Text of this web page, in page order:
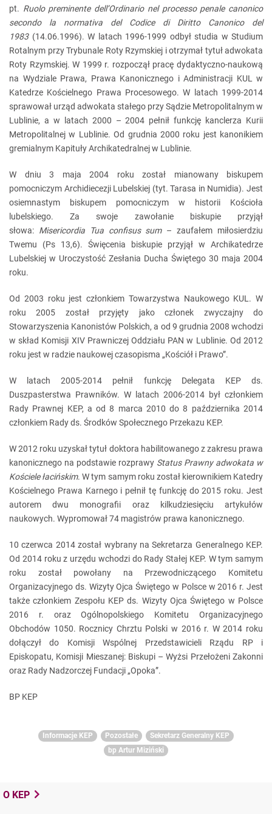
pt. Ruolo preminente dell’Ordinario nel processo penale canonico
secondo la normativa del Codice di Diritto Canonico del
1983(14.06.1996). W latach 1996-1999 odbył studia w Studium
Rotalnym przy Trybunale Roty Rzymskiej i otrzymał tytuł adwokata
Roty Rzymskiej. W 1999 r. rozpoczął pracę dydaktyczno-naukową
na Wydziale Prawa, Prawa Kanonicznego i Administracji KUL w
Katedrze Kościelnego Prawa Procesowego. W latach 1999-2014
sprawował urząd adwokata stałego przy Sądzie Metropolitalnym w
Lublinie, a w latach 2000 – 2004 pełnił funkcję kanclerza Kurii
Metropolitalnej w Lublinie. Od grudnia 2000 roku jest kanonikiem
gremialnym Kapituły Archikatedralnej w Lublinie.
W dniu 3 maja 2004 roku został mianowany biskupem
pomocniczym Archidiecezji Lubelskiej (tyt. Tarasa in Numidia). Jest
osiemnastym biskupem pomocniczym w historii Kościoła
lubelskiego. Za swoje zawołanie biskupie przyjął
słowa: Misericordia Tua confisus sum– zaufałem miłosierdziu
Twemu (Ps 13,6). Święcenia biskupie przyjął w Archikatedrze
Lubelskiej w Uroczystość Zesłania Ducha Świętego 30 maja 2004
roku.
Od 2003 roku jest członkiem Towarzystwa Naukowego KUL. W
roku 2005 został przyjęty jako członek zwyczajny do
Stowarzyszenia Kanonistów Polskich, a od 9 grudnia 2008 wchodzi
w skład Komisji XIV Prawniczej Oddziału PAN w Lublinie. Od 2012
roku jest w radzie naukowej czasopisma „Kościół i Prawo”.
W latach 2005-2014 pełnił funkcję Delegata KEP ds.
Duszpasterstwa Prawników. W latach 2006-2014 był członkiem
Rady Prawnej KEP, a od 8 marca 2010 do 8 października 2014
członkiem Rady ds. Środków Społecznego Przekazu KEP.
W 2012 roku uzyskał tytuł doktora habilitowanego z zakresu prawa
kanonicznego na podstawie rozprawy Status Prawny adwokata w
Kościele łacińskim. W tym samym roku został kierownikiem Katedry
Kościelnego Prawa Karnego i pełnił tę funkcję do 2015 roku. Jest
autorem dwu monografii oraz kilkudziesięciu artykułów
naukowych. Wypromował 74 magistrów prawa kanonicznego.
10 czerwca 2014 został wybrany na Sekretarza Generalnego KEP.
Od 2014 roku z urzędu wchodzi do Rady Stałej KEP. W tym samym
roku został powołany na Przewodniczącego Komitetu
Organizacyjnego ds. Wizyty Ojca Świętego w Polsce w 2016 r. Jest
także członkiem Zespołu KEP ds. Wizyty Ojca Świętego w Polsce
2016 r. oraz Ogólnopolskiego Komitetu Organizacyjnego
Obchodów 1050. Rocznicy Chrztu Polski w 2016 r. W 2014 roku
dołączył do Komisji Wspólnej Przedstawicieli Rządu RP i
Episkopatu, Komisji Mieszanej: Biskupi – Wyżsi Przełożeni Zakonni
oraz Rady Nadzorczej Fundacji „Opoka”.
BP KEP
Informacje KEP Pozostałe
Sekretarz Generalny KEP
bp Artur Miziński
O KEP